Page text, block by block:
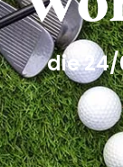
die